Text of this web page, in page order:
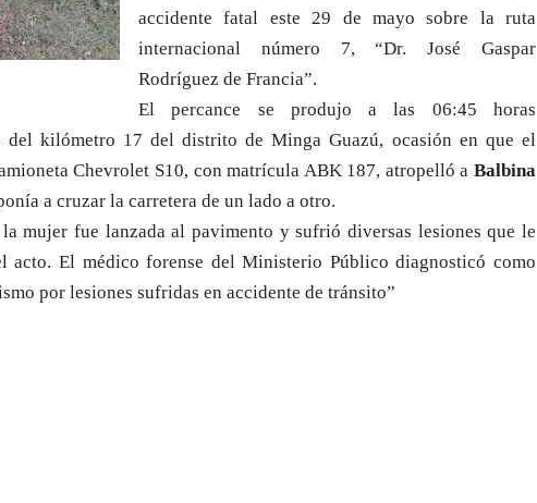
accidente fatal este 29 de mayo sobre la ruta
internacional número 7, “Dr. José Gaspar
Rodríguez de Francia”.
El percance se produjo a las 06:45 horas
del kilómetro 17 del distrito de Minga Guazú, ocasión en que el
Chevrolet S10, con matrícula ABK 187, atropelló a Balbina
a cruzar la carretera de un lado a otro.
mujer fue lanzada al pavimento y sufrió diversas lesiones que le
acto. El médico forense del Ministerio Público diagnosticó como
por lesiones sufridas en accidente de tránsito”